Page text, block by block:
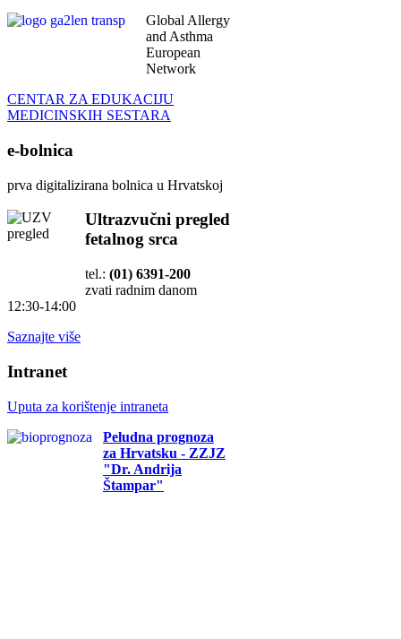
Global Allergy
and Asthma
European
Network
CENTAR ZA EDUKACIJU
MEDICINSKIH SESTARA
e-bolnica
prva digitalizirana bolnica u Hrvatskoj
Ultrazvučni pregled
fetalnog srca
tel.: (01) 6391-200
zvati radnim danom
12:30-14:00
Saznajte više
Intranet
Uputa za korištenje intraneta
Peludna prognoza
za Hrvatsku - ZZJZ
"Dr. Andrija
Štampar"